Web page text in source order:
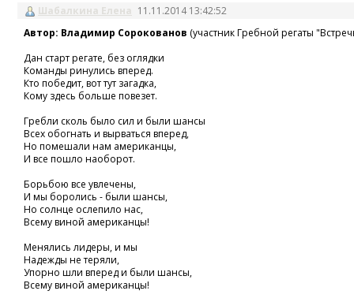
Шабалкина Елена 11.11.2014 13:42:52
Автор: Владимир Сорокованов (участник Гребной регаты
Дан старт регате, без оглядки
Команды ринулись вперед.
Кто победит, вот тут загадка,
Кому здесь больше повезет.
Гребли сколь было сил и были шансы
Всех обогнать и вырваться вперед,
Но помешали нам американцы,
И все пошло наоборот.
Борьбою все увлечены,
И мы боролись - были шансы,
Но солнце ослепило нас,
Всему виной американцы!
Менялись лидеры, и мы
Надежды не теряли,
Упорно шли вперед и были шансы,
Всему виной американцы!